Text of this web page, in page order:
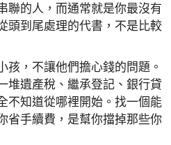
聯的人，而通常就是你最沒有
頭到尾處理的代書，不是比較
孩，不讓他們擔心錢的問題。
堆遺產稅、繼承登記、銀行貸
知道從哪裡開始。找一個能
省手續費，是幫你擋掉那些你